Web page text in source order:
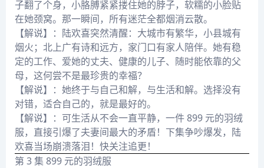
子翻了个身，小胳膊紧紧搂住她的脖子，软糯的小脸贴
在她颈窝。那一瞬间，所有迷茫全都烟消云散。
【解说】：陆欢喜突然清醒：大城市有繁华，小县城有
烟火；北上广有诗和远方，家门口有家人陪伴。她有稳
定的工作、爱她的丈夫、健康的儿子、随时能依靠的父
母，这何尝不是最珍贵的幸福？
【解说】：她终于与自己和解，与生活和解。选择没有
对错，适合自己的，就是最好的。
【解说】：可生活从不会一直平静，一件 899 元的羽绒
服，直接引爆了夫妻间最大的矛盾！下集争吵爆发，陆
欢喜当场崩溃落泪！快关注追更！
第 3 集 899 元的羽绒服